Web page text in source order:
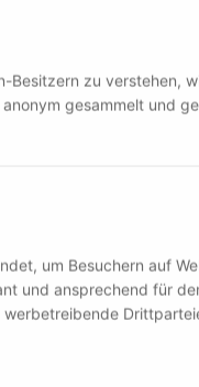
Besitzern zu verstehen,
gesammelt und
um Besuchern auf
und ansprechend für